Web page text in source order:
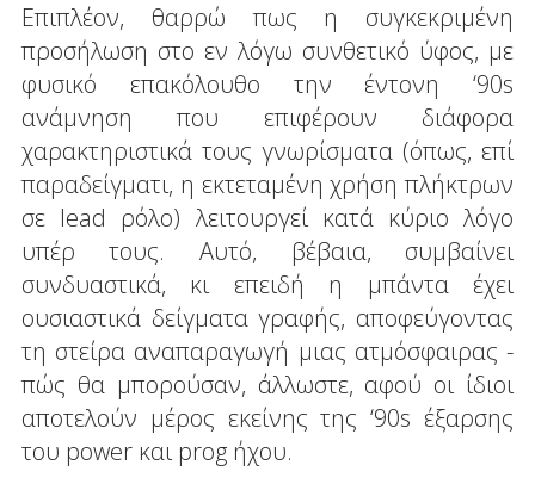
Επιπλέον, θαρρώ πως η συγκεκριμένη
προσήλωση στο εν λόγω συνθετικό ύφος, με
φυσικό επακόλουθο την έντονη ‘90s
ανάμνηση που επιφέρουν διάφορα
χαρακτηριστικά τους γνωρίσματα (όπως, επί
παραδείγματι, η εκτεταμένη χρήση πλήκτρων
σε lead ρόλο) λειτουργεί κατά κύριο λόγο
υπέρ τους. Αυτό, βέβαια, συμβαίνει
συνδυαστικά, κι επειδή η μπάντα έχει
ουσιαστικά δείγματα γραφής, αποφεύγοντας
τη στείρα αναπαραγωγή μιας ατμόσφαιρας -
πώς θα μπορούσαν, άλλωστε, αφού οι ίδιοι
αποτελούν μέρος εκείνης της ‘90s έξαρσης
του power και prog ήχου.